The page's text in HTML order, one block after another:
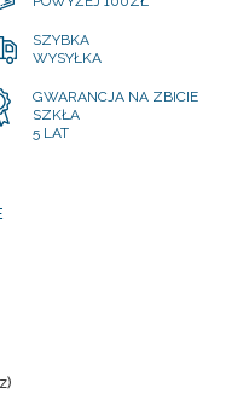
SZYBKA
WYSYŁKA
GWARANCJA NA ZBICIE
SZKŁA
5 LAT